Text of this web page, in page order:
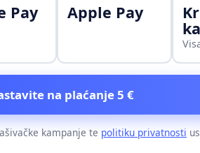
Pay Apple Pay
na plaćanje 5 €
kampanje te politiku privatnosti